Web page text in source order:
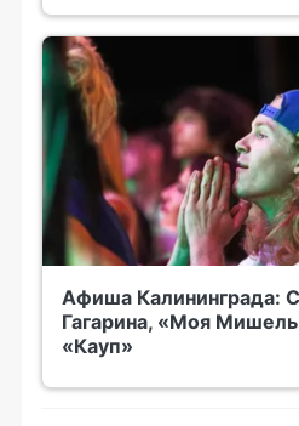
Афиша Калининграда:
Гагарина, «Моя
«Кауп»